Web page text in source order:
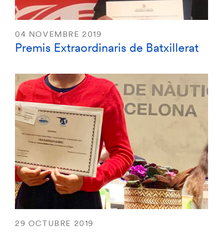
04 NOVEMBRE 2019
Premis Extraordinaris de Batxillerat
29 OCTUBRE 2019